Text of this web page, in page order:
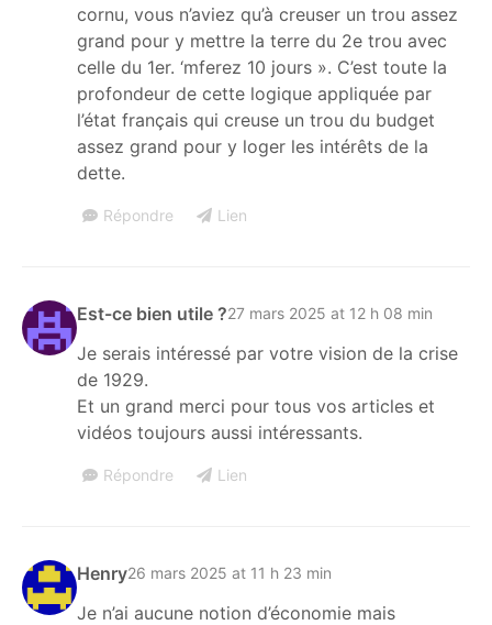
cornu, vous n’aviez qu’à creuser un trou assez
grand pour y mettre la terre du 2e trou avec
celle du 1er. ‘mferez 10 jours ». C’est toute la
profondeur de cette logique appliquée par
l’état français qui creuse un trou du budget
assez grand pour y loger les intérêts de la
dette.
Répondre Lien
Est-ce bien utile ?27 mars 2025 at 12 h 08 min
Je serais intéressé par votre vision de la crise
de 1929.
Et un grand merci pour tous vos articles et
vidéos toujours aussi intéressants.
Répondre Lien
Henry26 mars 2025 at 11 h 23 min
Je n’ai aucune notion d’économie mais